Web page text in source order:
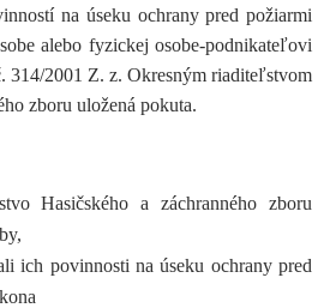
na úseku ochrany pred požiarmi
alebo fyzickej osobe-podnikateľovi
314/2001 Z. z. Okresným riaditeľstvom
zboru uložená pokuta.
Hasičského a záchranného zboru
ich povinnosti na úseku ochrany pred